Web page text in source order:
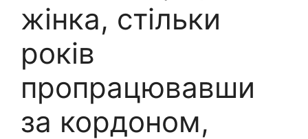
жінка, стільки
років
пропрацювавши
за кордоном,